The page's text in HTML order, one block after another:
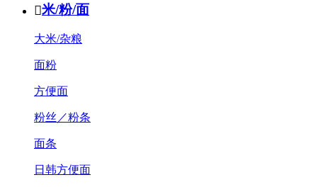
米/粉/面
大米/杂粮
面粉
方便面
粉丝／粉条
面条
日韩方便面